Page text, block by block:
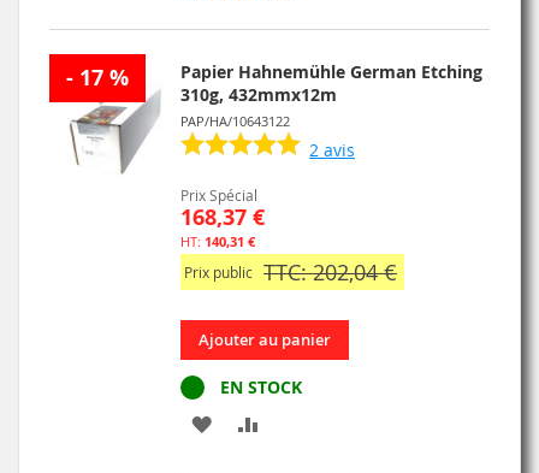
D’ENVIE
- 17 %
Papier Hahnemühle German Etching
310g, 432mmx12m
PAP/HA/10643122
2 avis
Prix Spécial
168,37 €
140,31 €
Prix public TTC: 202,04 €
Ajouter au panier
EN STOCK
AJOUTER